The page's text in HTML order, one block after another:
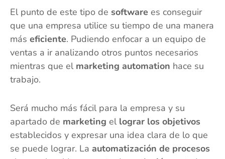
El punto de este tipo de software es conseguir
que una empresa utilice su tiempo de una manera
más eficiente. Pudiendo enfocar a un equipo de
ventas a ir analizando otros puntos necesarios
mientras que el marketing automation hace su
trabajo.
Será mucho más fácil para la empresa y su
apartado de marketing el lograr los objetivos
establecidos y expresar una idea clara de lo que
se puede lograr. La automatización de procesos